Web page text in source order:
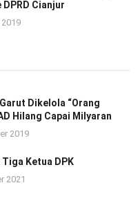
Cianjur
Dikelola “Orang
Hilang Capai Milyaran
2019
Ketua DPK
2021